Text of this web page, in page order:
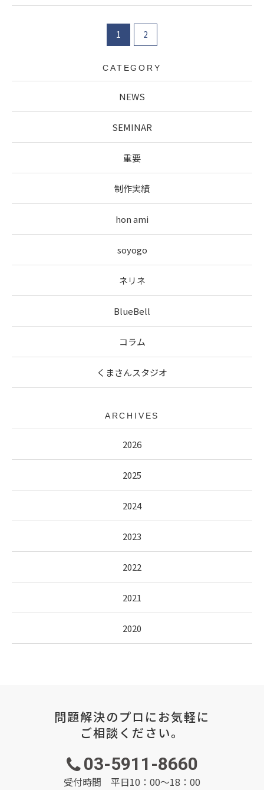
1 2
CATEGORY
NEWS
SEMINAR
重要
制作実績
hon ami
soyogo
ネリネ
BlueBell
コラム
くまさんスタジオ
ARCHIVES
2026
2025
2024
2023
2022
2021
2020
問題解決のプロにお気軽に
ご相談ください。
03-5911-8660
受付時間 平日10：00～18：00